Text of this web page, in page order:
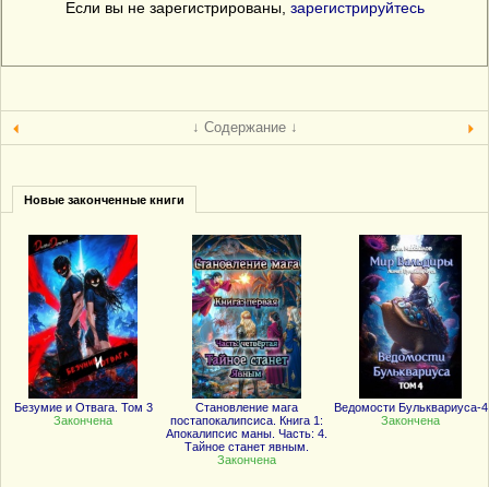
Если вы не зарегистрированы, зарегистрируйтесь
↓ Содержание ↓
Новые законченные книги
Безумие и Отвага. Том 3
Закончена
Становление мага
постапокалипсиса. Книга 1:
Апокалипсис маны. Часть: 4.
Тайное станет явным.
Закончена
Ведомости Бульквариуса-4
Закончена